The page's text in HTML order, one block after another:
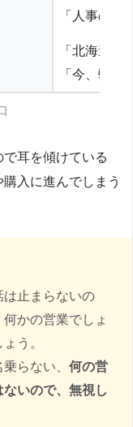
「人事の方
「北海道
「今、弊
耳を傾けている
入に進んでしまう
は止まらないの
かの営業でしょ
う。
らない、 何の営
いので、無視し